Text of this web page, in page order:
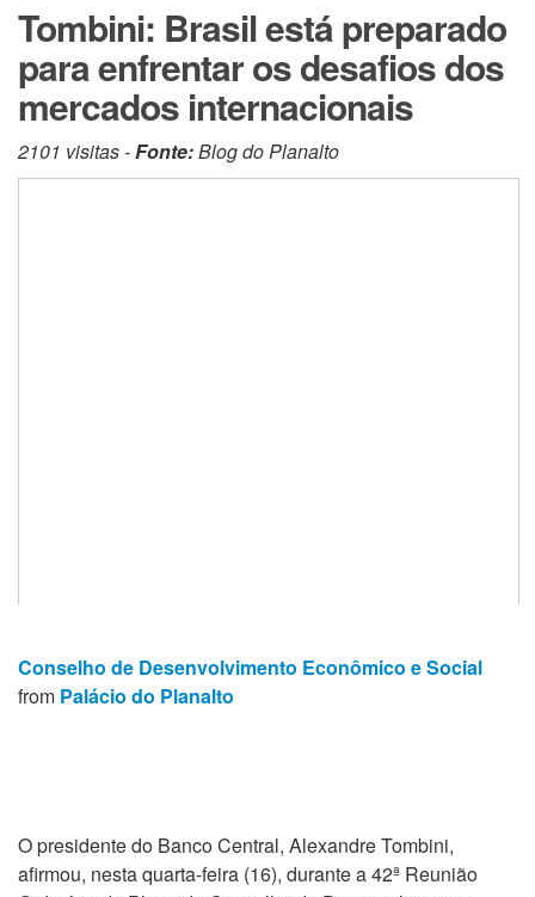
Tombini: Brasil está preparado
para enfrentar os desafios dos
mercados internacionais
2101 visitas -Fonte:Blog do Planalto
Conselho de Desenvolvimento Econômico e Social
from Palácio do Planalto
O presidente do Banco Central, Alexandre Tombini,
afirmou, nesta quarta-feira (16), durante a 42ª Reunião